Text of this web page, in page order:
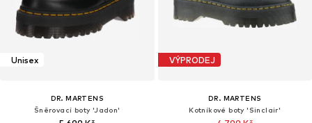
Unisex
DR. MARTENS
Šněrovací boty 'Jadon'
VÝPRODEJ
DR. MARTENS
Kotníkové boty 'Sinclair'